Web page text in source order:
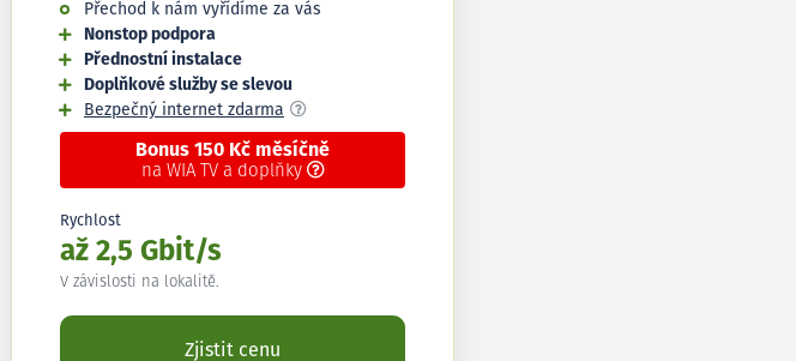
Přechod k nám vyřídíme za vás
Nonstop podpora
Přednostní instalace
Doplňkové služby se slevou
Bezpečný internet zdarma
Bonus 150 Kč měsíčně
na WIA TV a doplňky
Rychlost
až 2,5 Gbit/s
V závislosti na lokalitě.
Zjistit cenu